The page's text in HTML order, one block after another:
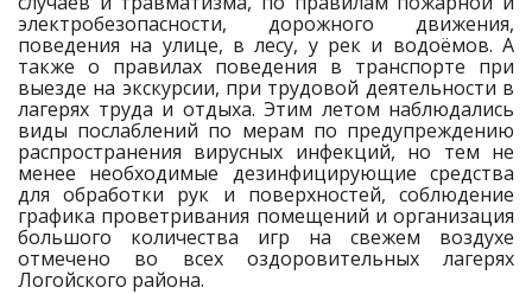
электробезопасности, дорожного движения,
поведения на улице, в лесу, у рек и водоёмов. А
также о правилах поведения в транспорте при
выезде на экскурсии, при трудовой деятельности в
лагерях труда и отдыха. Этим летом наблюдались
виды послаблений по мерам по предупреждению
распространения вирусных инфекций, но тем не
менее необходимые дезинфицирующие средства
для обработки рук и поверхностей, соблюдение
графика проветривания помещений и организация
большого количества игр на свежем воздухе
отмечено во всех оздоровительных лагерях
Логойского района.